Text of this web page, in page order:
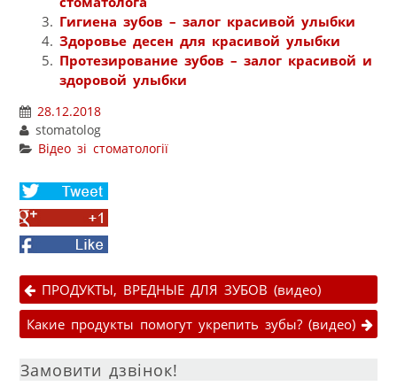
Гигиена зубов – залог красивой улыбки
Здоровье десен для красивой улыбки
Протезирование зубов – залог красивой и
здоровой улыбки
28.12.2018
stomatolog
Відео зі стоматології
Share
on
Twitter
Share
on
Google+
Facebook
Навігація публікаціями
ПРОДУКТЫ, ВРЕДНЫЕ ДЛЯ ЗУБОВ (видео)
Какие продукты помогут укрепить зубы? (видео)
Замовити дзвінок!